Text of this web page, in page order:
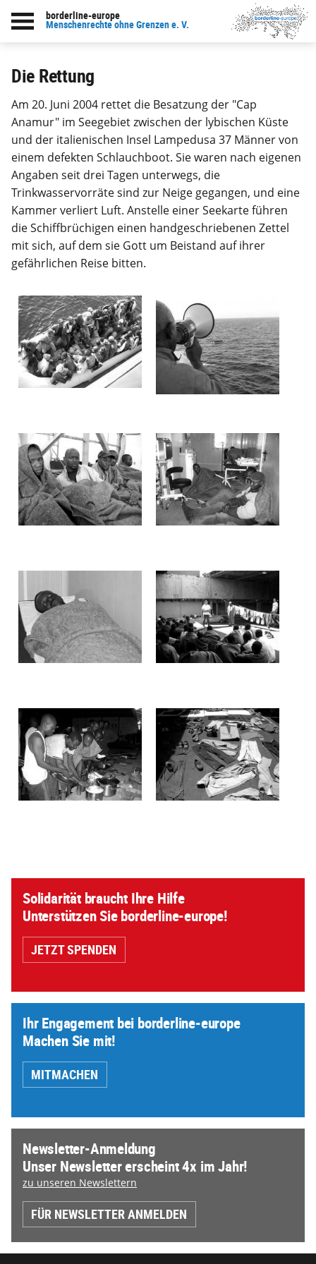
borderline-europe
Menschenrechte ohne Grenzen e. V.
zur Übersicht: Bildarchiv
Die Rettung
Am 20. Juni 2004 rettet die Besatzung der "Cap
Anamur" im Seegebiet zwischen der lybischen Küste
und der italienischen Insel Lampedusa 37 Männer von
einem defekten Schlauchboot. Sie waren nach eigenen
Angaben seit drei Tagen unterwegs, die
Trinkwasservorräte sind zur Neige gegangen, und eine
Kammer verliert Luft. Anstelle einer Seekarte führen
die Schiffbrüchigen einen handgeschriebenen Zettel
mit sich, auf dem sie Gott um Beistand auf ihrer
gefährlichen Reise bitten.
Solidarität braucht Ihre Hilfe
Unterstützen Sie borderline-europe!
JETZT SPENDEN
Ihr Engagement bei borderline-europe
Machen Sie mit!
MITMACHEN
Newsletter-Anmeldung
Unser Newsletter erscheint 4x im Jahr!
zu unseren Newslettern
FÜR NEWSLETTER ANMELDEN